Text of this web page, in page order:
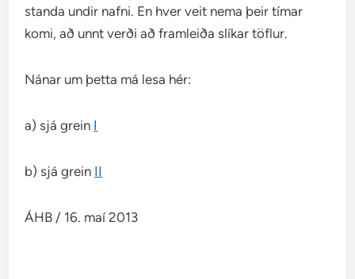
standa undir nafni. En hver veit nema þeir tímar
komi, að unnt verði að framleiða slíkar töflur.
Nánar um þetta má lesa hér:
a) sjá grein I
b) sjá grein II
ÁHB / 16. maí 2013